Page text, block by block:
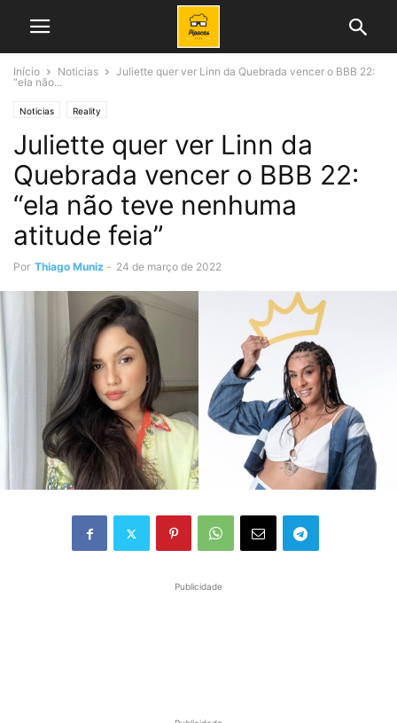
Início Noticias
Juliette quer ver Linn da Quebrada vencer o BBB 22:
“ela não...
Noticias Reality
Juliette quer ver Linn da
Quebrada vencer o BBB 22:
“ela não teve nenhuma
atitude feia”
Por Thiago Muniz - 24 de março de 2022
Publicidade